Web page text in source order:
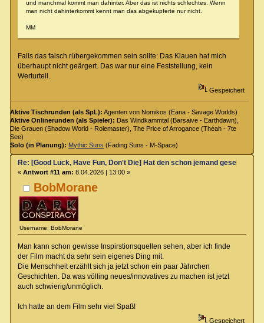
und manchmal kommt man dahinter. Aber das ist nichts schlechtes. Wenn
man nicht dahinterkommt kennt man das abgekupferte nur nicht.
MM
Falls das falsch rübergekommen sein sollte: Das Klauen hat mich
überhaupt nicht geärgert. Das war nur eine Feststellung, kein
Werturteil.
Gespeichert
Aktive Tischrunden (als SpL): Agenten von Nomikos (Eana - Savage Worlds)
Aktive Onlinerunden (als Spieler): Das Windkammtal (Barsaive - Earthdawn),
Die Grauen (Shadow World - Rolemaster), The Price of Arrogance (Théah - 7te
See)
Solo (in Planung): Mythic Suns (Fading Suns - M-Space)
BobMorane
Username: BobMorane
Re: [Good Luck, Have Fun, Don't Die] Hat den schon jemand gesehen?
« Antwort #11 am: 8.04.2026 | 13:00 »
Man kann schon gewisse Inspirstionsquellen sehen, aber ich finde
der Film macht da sehr sein eigenes Ding mit.
Die Menschheit erzählt sich ja jetzt schon ein paar Jährchen
Geschichten. Da was völling neues/innovatives zu machen ist jetzt
auch schwierig/unmöglich.
Ich hatte an dem Film sehr viel Spaß!
Gespeichert